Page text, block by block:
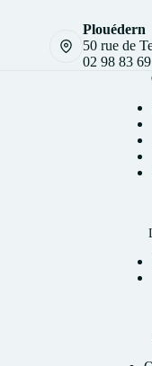
Plouédern
50 rue de
02 98 83